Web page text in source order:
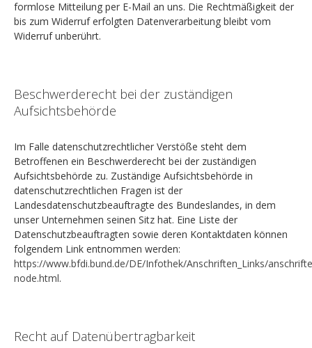
formlose Mitteilung per E-Mail an uns. Die Rechtmäßigkeit der
bis zum Widerruf erfolgten Datenverarbeitung bleibt vom
Widerruf unberührt.
Beschwerderecht bei der zuständigen
Aufsichtsbehörde
Im Falle datenschutzrechtlicher Verstöße steht dem
Betroffenen ein Beschwerderecht bei der zuständigen
Aufsichtsbehörde zu. Zuständige Aufsichtsbehörde in
datenschutzrechtlichen Fragen ist der
Landesdatenschutzbeauftragte des Bundeslandes, in dem
unser Unternehmen seinen Sitz hat. Eine Liste der
Datenschutzbeauftragten sowie deren Kontaktdaten können
folgendem Link entnommen werden:
https://www.bfdi.bund.de/DE/Infothek/Anschriften_Links/
node.html.
Recht auf Datenübertragbarkeit